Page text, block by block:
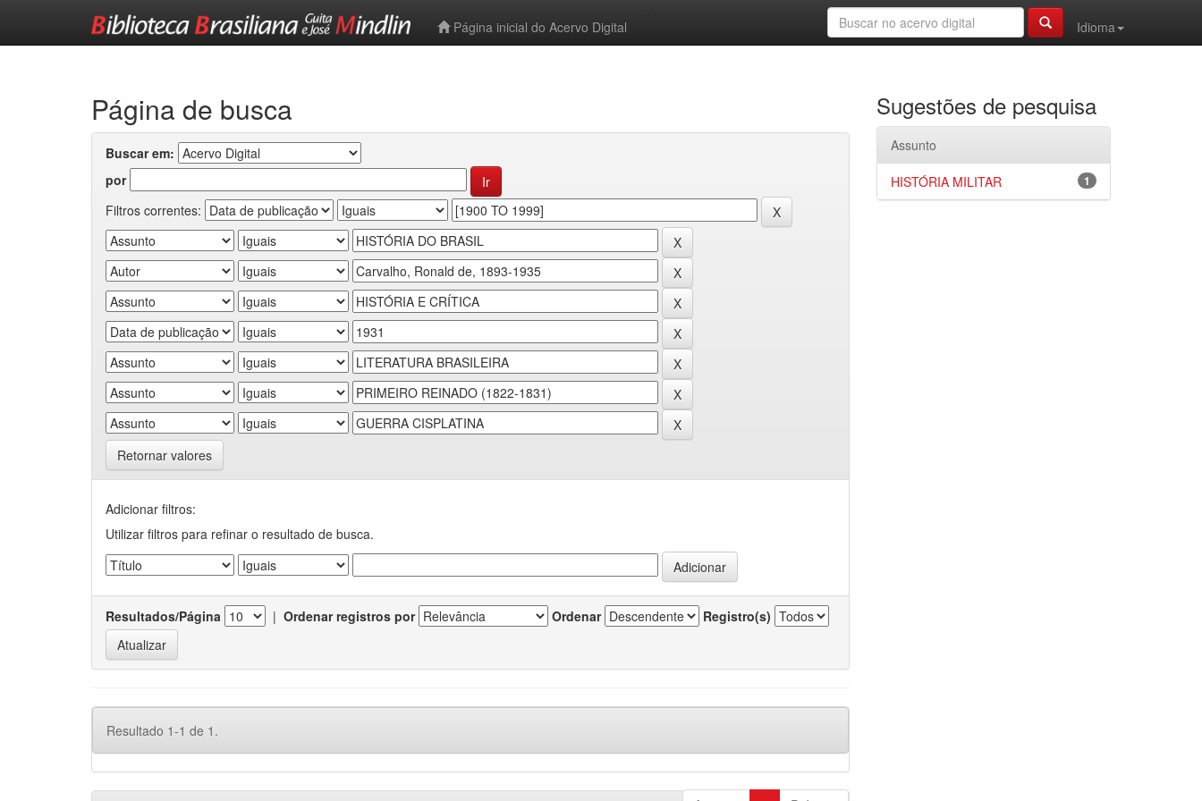
Página inicial do Acervo Digital
Idioma
Página de busca
Buscar em:
por
Filtros correntes:
Retornar valores
Adicionar filtros:
Utilizar filtros para refinar o resultado de busca.
Resultados/Página | Ordenar registros por Ordenar Registro(s)
Resultado 1-1 de 1.
Sugestões de pesquisa
Assunto
1
HISTÓRIA MILITAR